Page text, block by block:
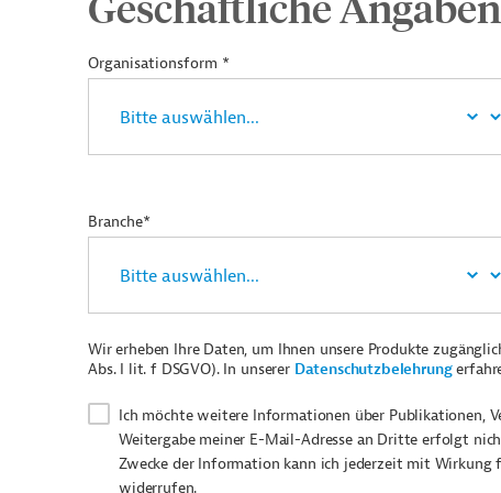
Organisationsform *
Branche*
Wir erheben Ihre Daten, um Ihnen unsere Produkte
Abs. I lit. f DSGVO). In unserer Datenschutzbelehrung
Ich möchte weitere Informationen über Publikationen,
Weitergabe meiner E-Mail-Adresse an Dritte erfolgt
Zwecke der Information kann ich jederzeit mit
widerrufen.